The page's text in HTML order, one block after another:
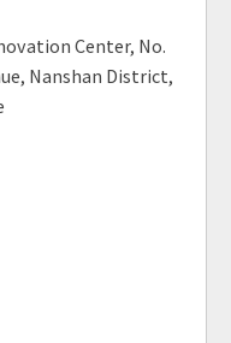
Center, No.
Nanshan District,